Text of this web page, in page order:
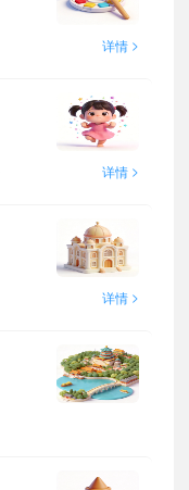
详情 >
详情 >
详情 >